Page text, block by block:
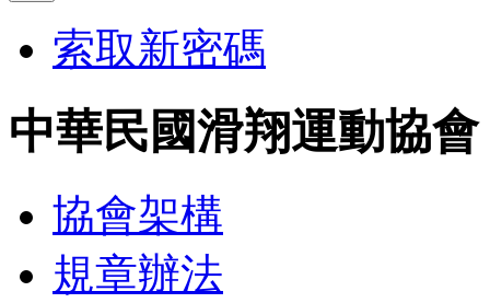
索取新密碼
中華民國滑翔運動協會
協會架構
規章辦法